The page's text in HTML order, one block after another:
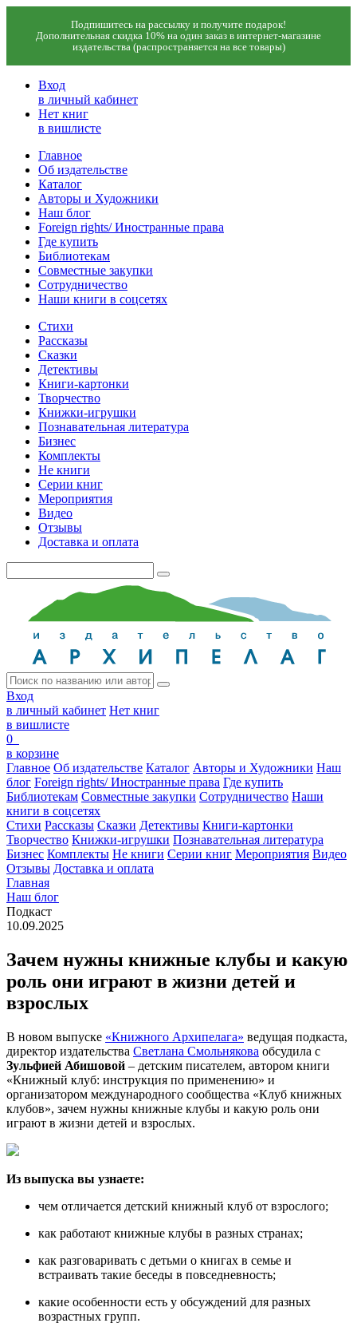
Подпишитесь на рассылку и получите подарок!
Дополнительная скидка 10% на один заказ в интернет-магазине
издательства (распространяется на все товары)
Вход
в личный кабинет
Нет книг
в вишлисте
Главное
Об издательстве
Каталог
Авторы и Художники
Наш блог
Foreign rights/ Иностранные права
Где купить
Библиотекам
Совместные закупки
Сотрудничество
Наши книги в соцсетях
Стихи
Рассказы
Сказки
Детективы
Книги-картонки
Творчество
Книжки-игрушки
Познавательная литература
Бизнес
Комплекты
Не книги
Серии книг
Мероприятия
Видео
Отзывы
Доставка и оплата
Вход
в личный кабинет Нет книг
в вишлисте
0
в корзине
Главное Об издательстве Каталог Авторы и Художники Наш
блог Foreign rights/ Иностранные права Где купить
Библиотекам Совместные закупки Сотрудничество Наши
книги в соцсетях
Стихи Рассказы Сказки Детективы Книги-картонки
Творчество Книжки-игрушки Познавательная литература
Бизнес Комплекты Не книги Серии книг Мероприятия Видео
Отзывы Доставка и оплата
Главная
Наш блог
Подкаст
10.09.2025
Зачем нужны книжные клубы и какую
роль они играют в жизни детей и
взрослых
В новом выпуске «Книжного Архипелага» ведущая подкаста,
директор издательства Светлана Смольнякова обсудила с
Зульфией Абишовой – детским писателем, автором книги
«Книжный клуб: инструкция по применению» и
организатором международного сообщества «Клуб книжных
клубов», зачем нужны книжные клубы и какую роль они
играют в жизни детей и взрослых.
Из выпуска вы узнаете:
чем отличается детский книжный клуб от взрослого;
как работают книжные клубы в разных странах;
как разговаривать с детьми о книгах в семье и
встраивать такие беседы в повседневность;
какие особенности есть у обсуждений для разных
возрастных групп.